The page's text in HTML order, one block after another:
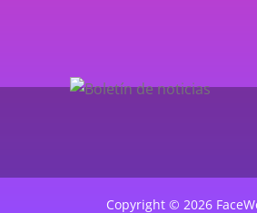
Copyright © 2026